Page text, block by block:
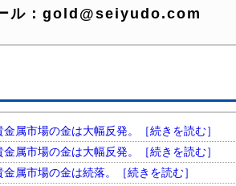
ル： gold@seiyudo.com
属市場の金は大幅反発。［続きを読む］
属市場の金は大幅反発。［続きを読む］
属市場の金は続落。［続きを読む］